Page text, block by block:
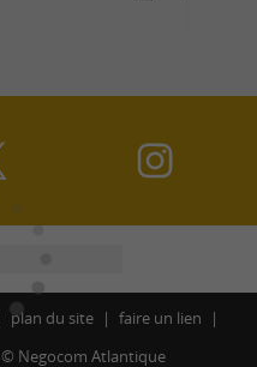
plan du site
faire un lien
© Negocom Atlantique